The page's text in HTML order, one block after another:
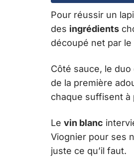
Pour réussir un
des ingrédients
découpé net par
Côté sauce, le
de la première
chaque suffisent à
Le vin blanc
Viognier pour ses
juste ce qu’il faut.